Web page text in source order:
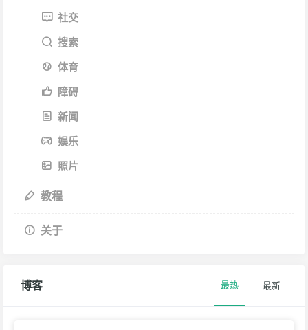
社交
搜索
体育
障碍
新闻
娱乐
照片
教程
关于
博客 最热 最新